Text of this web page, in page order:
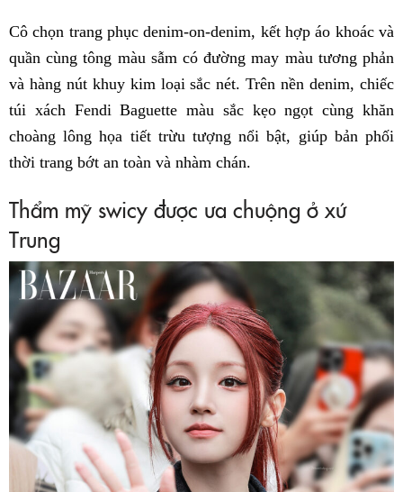
Cô chọn trang phục denim-on-denim, kết hợp áo khoác và
quần cùng tông màu sẫm có đường may màu tương phản
và hàng nút khuy kim loại sắc nét. Trên nền denim, chiếc
túi xách Fendi Baguette màu sắc kẹo ngọt cùng khăn
choàng lông họa tiết trừu tượng nổi bật, giúp bản phối
thời trang bớt an toàn và nhàm chán.
Thẩm mỹ swicy được ưa chuộng ở xứ
Trung